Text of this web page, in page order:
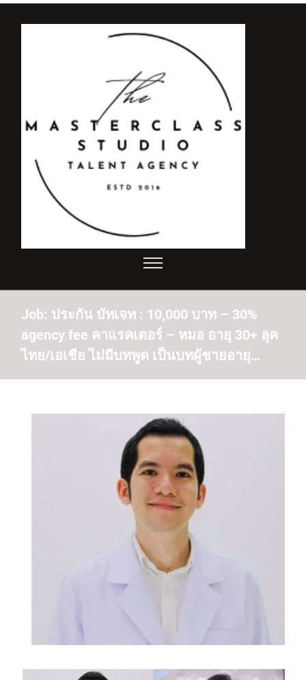
Job: ประกัน บัทเจท : 10,000 บาท – 30%
agency fee คาแรคเตอร์ – หมอ อายุ 30+ ลุค
ไทย/เอเชีย ไม่มีบทพูด เป็นบทผู้ชายอายุ…